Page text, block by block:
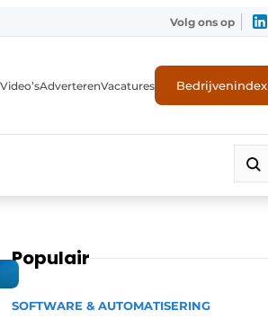
Volg ons op
Video’sAdverterenVacatures Bedrijvenindex
Populair
SOFTWARE & AUTOMATISERING